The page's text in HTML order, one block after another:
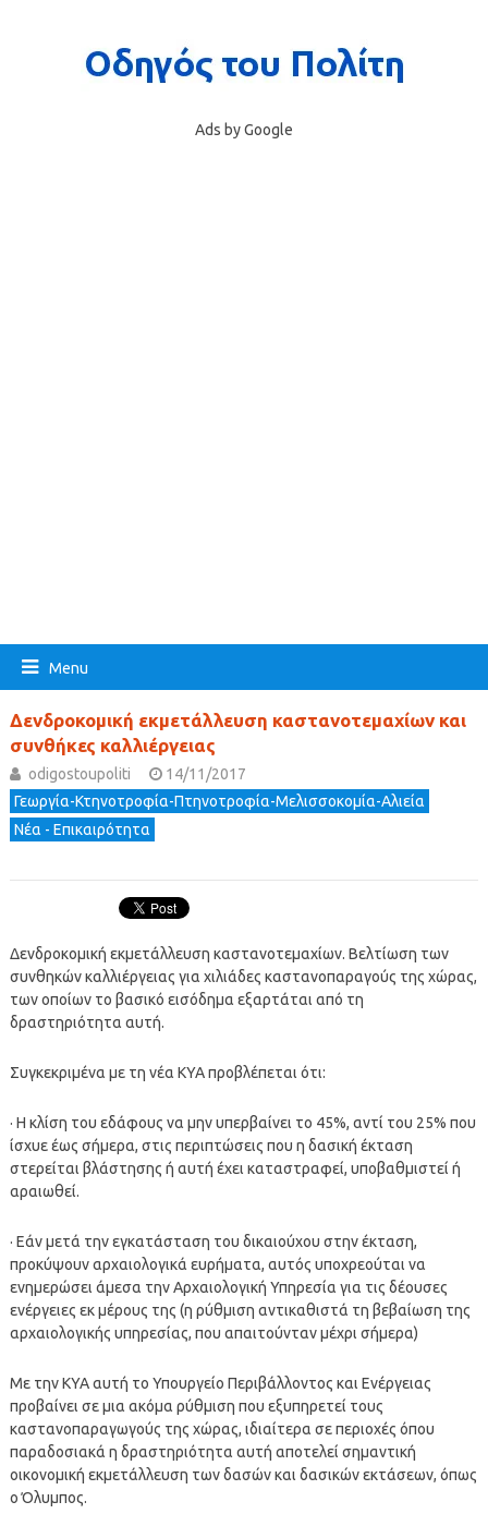
Ads by Google
Menu
Δενδροκομική εκμετάλλευση καστανοτεμαχίων και
συνθήκες καλλιέργειας
odigostoupoliti
14/11/2017
Γεωργία-Κτηνοτροφία-Πτηνοτροφία-Μελισσοκομία-Αλιεία
Νέα - Επικαιρότητα
Δενδροκομική εκμετάλλευση καστανοτεμαχίων. Βελτίωση των
συνθηκών καλλιέργειας για χιλιάδες καστανοπαραγούς της χώρας,
των οποίων το βασικό εισόδημα εξαρτάται από τη
δραστηριότητα αυτή.
Συγκεκριμένα με τη νέα ΚΥΑ προβλέπεται ότι:
· Η κλίση του εδάφους να μην υπερβαίνει το 45%, αντί του 25% που
ίσχυε έως σήμερα, στις περιπτώσεις που η δασική έκταση
στερείται βλάστησης ή αυτή έχει καταστραφεί, υποβαθμιστεί ή
αραιωθεί.
· Εάν μετά την εγκατάσταση του δικαιούχου στην έκταση,
προκύψουν αρχαιολογικά ευρήματα, αυτός υποχρεούται να
ενημερώσει άμεσα την Αρχαιολογική Υπηρεσία για τις δέουσες
ενέργειες εκ μέρους της (η ρύθμιση αντικαθιστά τη βεβαίωση της
αρχαιολογικής υπηρεσίας, που απαιτούνταν μέχρι σήμερα)
Με την ΚΥΑ αυτή το Υπουργείο Περιβάλλοντος και Ενέργειας
προβαίνει σε μια ακόμα ρύθμιση που εξυπηρετεί τους
καστανοπαραγωγούς της χώρας, ιδιαίτερα σε περιοχές όπου
παραδοσιακά η δραστηριότητα αυτή αποτελεί σημαντική
οικονομική εκμετάλλευση των δασών και δασικών εκτάσεων, όπως
ο Όλυμπος.